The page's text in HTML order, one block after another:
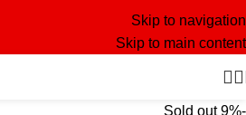
Skip to navigation
Skip to main content
-9%
Sold out